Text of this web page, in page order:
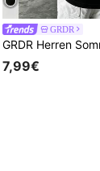
GRDR
7,99€